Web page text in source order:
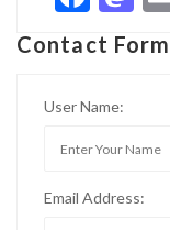
Contact Form
User Name:
Email Address: